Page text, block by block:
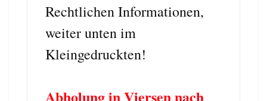
Rechtlichen Informationen,
weiter unten im
Kleingedruckten!
Abholung in Viersen nach